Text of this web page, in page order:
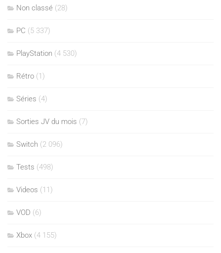
Non classé (28)
PC (5 337)
PlayStation (4 530)
Rétro (1)
Séries (4)
Sorties JV du mois (7)
Switch (2 096)
Tests (498)
Videos (11)
VOD (6)
Xbox (4 155)